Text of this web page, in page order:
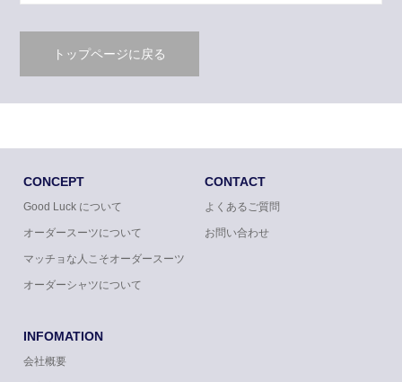
トップページに戻る
CONCEPT
Good Luck について
オーダースーツについて
マッチョな人こそオーダースーツ
オーダーシャツについて
CONTACT
よくあるご質問
お問い合わせ
INFOMATION
会社概要